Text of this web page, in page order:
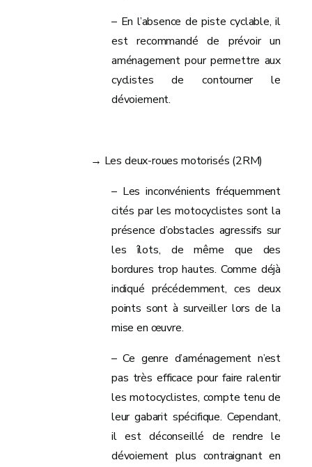
– En l’absence de piste cyclable, il
est recommandé de prévoir un
aménagement pour permettre aux
cyclistes de contourner le
dévoiement.
→ Les deux-roues motorisés (2RM)
– Les inconvénients fréquemment
cités par les motocyclistes sont la
présence d’obstacles agressifs sur
les îlots, de même que des
bordures trop hautes. Comme déjà
indiqué précédemment, ces deux
points sont à surveiller lors de la
mise en œuvre.
– Ce genre d’aménagement n’est
pas très efficace pour faire ralentir
les motocyclistes, compte tenu de
leur gabarit spécifique. Cependant,
il est déconseillé de rendre le
dévoiement plus contraignant en